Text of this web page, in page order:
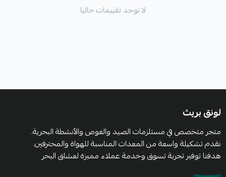
الاكشن : ميديم فاستلا توجد تقييمات حاليا
لونق بريث
متجر متخصص في مستلزمات الصيد والغوص والأنشطة البحرية.
نقدم تشكيلة واسعة من المعدات المناسبة للهواة والمحترفين.
هدفنا توفير تجربة تسوق وخدمة عملاء مميزة لعشاق البحر